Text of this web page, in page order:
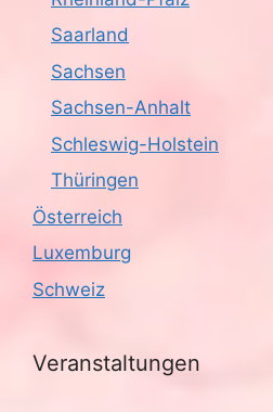
Saarland
Sachsen
Sachsen-Anhalt
Schleswig-Holstein
Thüringen
Österreich
Luxemburg
Schweiz
Veranstaltungen